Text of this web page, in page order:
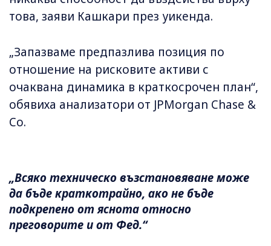
това, заяви Кашкари през уикенда.
„Запазваме предпазлива позиция по
отношение на рисковите активи с
очаквана динамика в краткосрочен план“,
обявиха анализатори от JPMorgan Chase &
Co.
„Всяко техническо възстановяване може
да бъде краткотрайно, ако не бъде
подкрепено от яснота относно
преговорите и от Фед.“